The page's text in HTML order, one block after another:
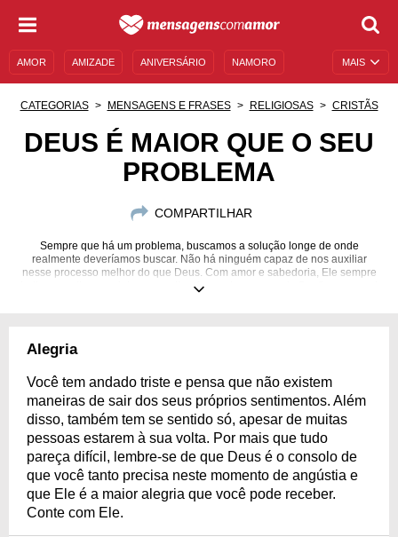
MAIS
AMOR AMIZADE ANIVERSÁRIO NAMORO
UNIVERSO FEMININO
MENSAGENS E FRASES MENSAGENS DE ANIVERSÁRIO
CATEGORIAS MENSAGENS E FRASES RELIGIOSAS CRISTÃS
DEUS É MAIOR QUE O SEU
PROBLEMA
COMPARTILHAR
Sempre que há um problema, buscamos a solução longe de onde
realmente deveríamos buscar. Não há ninguém capaz de nos auxiliar
nesse processo melhor do que Deus. Com amor e sabedoria, Ele sempre
indica o melhor caminho e a melhor forma de prosseguir. Confie e espere!
Alegria
Você tem andado triste e pensa que não existem
maneiras de sair dos seus próprios sentimentos. Além
disso, também tem se sentido só, apesar de muitas
pessoas estarem à sua volta. Por mais que tudo
pareça difícil, lembre-se de que Deus é o consolo de
que você tanto precisa neste momento de angústia e
que Ele é a maior alegria que você pode receber.
Conte com Ele.